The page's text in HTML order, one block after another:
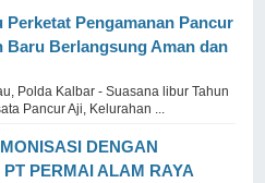
Perketat Pengamanan Pancur
Baru Berlangsung Aman dan
Polda Kalbar - Suasana libur Tahun
Pancur Aji, Kelurahan ...
DENGAN
PERMAI ALAM RAYA